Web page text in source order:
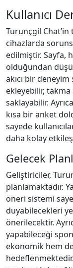
Kullanıcı
Turunçgil Chat’in
cihazlarda
edilmiştir. Sayfa,
olduğundan
akıcı bir
ekleyebilir,
saklayabilir.
kısa bir anket
sayede
daha kolay
Gelecek
Geliştiriciler,
planlamaktadır.
öneri sistemi
duyabilecekleri
önerilecektir.
yapabileceği
ekonomik hem